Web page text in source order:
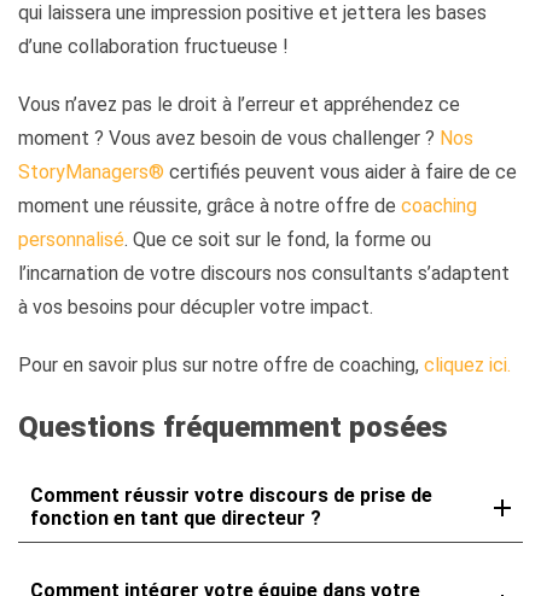
qui laissera une impression positive et jettera les bases
d’une collaboration fructueuse !
Vous n’avez pas le droit à l’erreur et appréhendez ce
moment ? Vous avez besoin de vous challenger ? Nos
StoryManagers® certifiés peuvent vous aider à faire de ce
moment une réussite, grâce à notre offre de coaching
personnalisé. Que ce soit sur le fond, la forme ou
l’incarnation de votre discours nos consultants s’adaptent
à vos besoins pour décupler votre impact.
Pour en savoir plus sur notre offre de coaching, cliquez ici.
Questions fréquemment posées
Comment réussir votre discours de prise de
fonction en tant que directeur ?
Comment intégrer votre équipe dans votre